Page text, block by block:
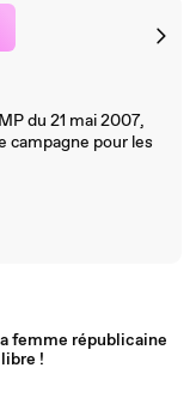
du 21 mai 2007,
campagne pour les
femme républicaine
!